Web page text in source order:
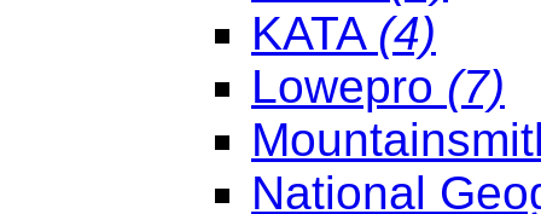
KATA (4)
Lowepro (7)
National